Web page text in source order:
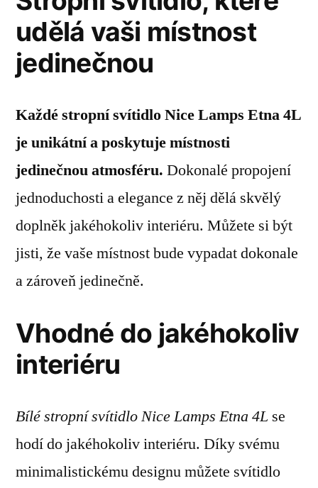
udělá vaši místnost
jedinečnou
Každé stropní svítidlo Nice Lamps Etna 4L
je unikátní a poskytuje místnosti
jedinečnou atmosféru. Dokonalé propojení
jednoduchosti a elegance z něj dělá skvělý
doplněk jakéhokoliv interiéru. Můžete si být
jisti, že vaše místnost bude vypadat dokonale
a zároveň jedinečně.
Vhodné do jakéhokoliv
interiéru
Bílé stropní svítidlo Nice Lamps Etna 4L se
hodí do jakéhokoliv interiéru. Díky svému
minimalistickému designu můžete svítidlo